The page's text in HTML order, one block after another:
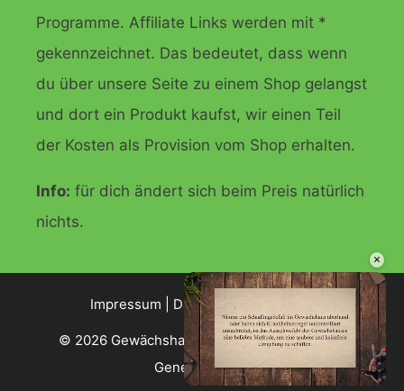
×
Programme. Affiliate Links werden mit *
gekennzeichnet. Das bedeutet, dass wenn
du über unsere Seite zu einem Shop gelangst
und dort ein Produkt kaufst, wir einen Teil
der Kosten als Provision vom Shop erhalten.
Info: für dich ändert sich beim Preis natürlich
nichts.
Impressum Datenschutzerklärung
© 2026 Gewächshaus Ratgeber• Erstellt mit
GeneratePress